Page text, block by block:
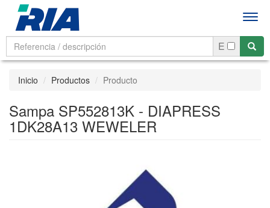
E
Inicio Productos Producto
Sampa SP552813K - DIAPRESS
1DK28A13 WEWELER